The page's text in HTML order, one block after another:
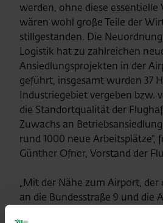
werden, ohne diese essentielle
wären wohl große Teile der
stillgestanden. Die
Logistik hat zu zahlreichen
Ansiedlungsprojekten in der
geführt, insgesamt wurden 37
Industriegebiet vergeben bzw.
die Standortqualität der
Zuwachs an
rund 1000 neue Arbeitsplätze“,
Günther Ofner, Vorstand der
„Mit der Nähe zum Airport,
an die Bundesstraße 9 und die